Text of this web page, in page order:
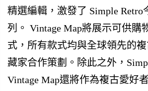
精選編輯，激發了 Simple Retro
列。 Vintage Map將展示可供購
式，所有款式均與全球領先的
藏家合作策劃。除此之外，
Vintage Map還將作為複古愛好